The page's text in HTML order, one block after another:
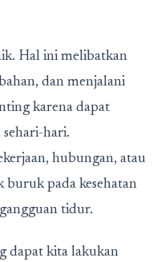
Hal ini melibatkan
dan menjalani
karena dapat
hari.
hubungan, atau
pada kesehatan
tidur.
dapat kita lakukan